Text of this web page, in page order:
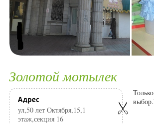
Золотой мотылек
ул,50 лет Октября,15,1
этаж,секция 16